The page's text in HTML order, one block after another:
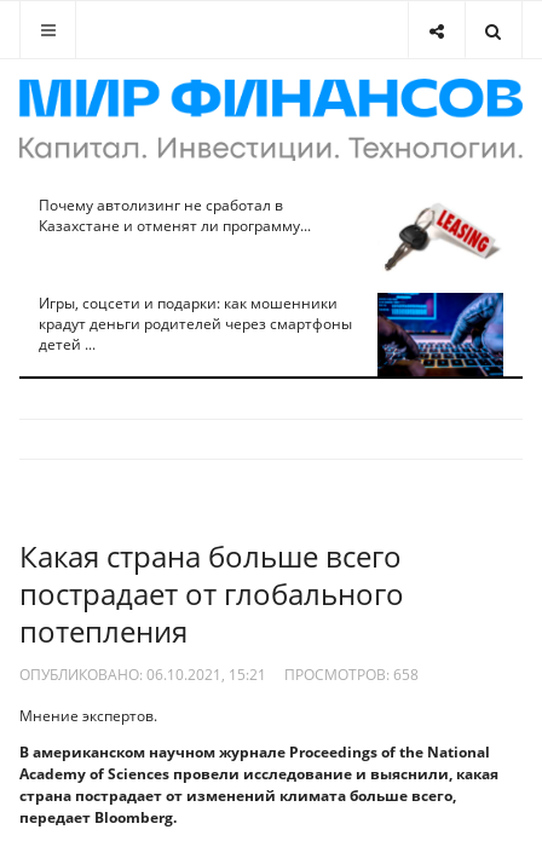
Почему автолизинг не сработал в
Казахстане и отменят ли программу...
Игры, соцсети и подарки: как мошенники
крадут деньги родителей через смартфоны
детей ...
Какая страна больше всего
пострадает от глобального
потепления
ОПУБЛИКОВАНО: 06.10.2021, 15:21 ПРОСМОТРОВ: 658
Мнение экспертов.
В американском научном журнале Proceedings of the National
Academy of Sciences провели исследование и выяснили, какая
страна пострадает от изменений климата больше всего,
передает Bloomberg.